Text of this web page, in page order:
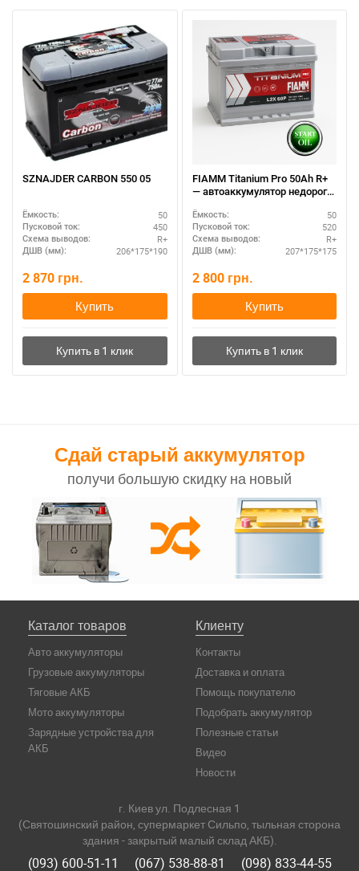
SZNAJDER CARBON 550 05
Ёмкость: 50
Пусковой ток: 450
Схема выводов: R+
ДШВ (мм): 206*175*190
2 870 грн.
Купить
FIAMM Titanium Pro 50Ah R+
— автоаккумулятор недорого,
Ёмкость: 50
Пусковой ток: 520
Схема выводов: R+
ДШВ (мм): 207*175*175
2 800 грн.
Купить
Сдай старый аккумулятор
получи большую скидку на новый
Каталог товаров
Авто аккумуляторы
Грузовые аккумуляторы
Тяговые АКБ
Мото аккумуляторы
Зарядные устройства для
АКБ
Клиенту
Контакты
Доставка и оплата
Помощь покупателю
Подобрать аккумулятор
Полезные статьи
Видео
Новости
г. Киев ул. Подлесная 1
(Святошинский район, супермаркет Сильпо, тыльная сторона
здания - закрытый малый склад АКБ).
(093) 600-51-11 (067) 538-88-81 (098) 833-44-55